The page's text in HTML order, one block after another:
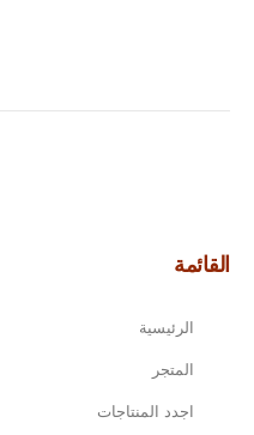
القائمة
الرئيسية
المتجر
اجدد المنتاجات